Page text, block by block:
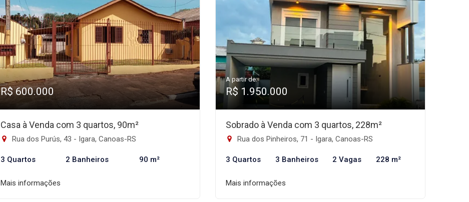
R$ 600.000
Casa à Venda com 3 quartos, 90m²
Rua dos Purús, 43 - Igara, Canoas-RS
3 Quartos 2 Banheiros 90 m²
Mais informações
A partir de:
R$ 1.950.000
Sobrado à Venda com 3 quartos, 228m²
Rua dos Pinheiros, 71 - Igara, Canoas-RS
3 Quartos 3 Banheiros 2 Vagas 228 m²
Mais informações